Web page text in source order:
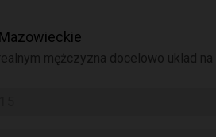
mężczyzna docelowo uklad na